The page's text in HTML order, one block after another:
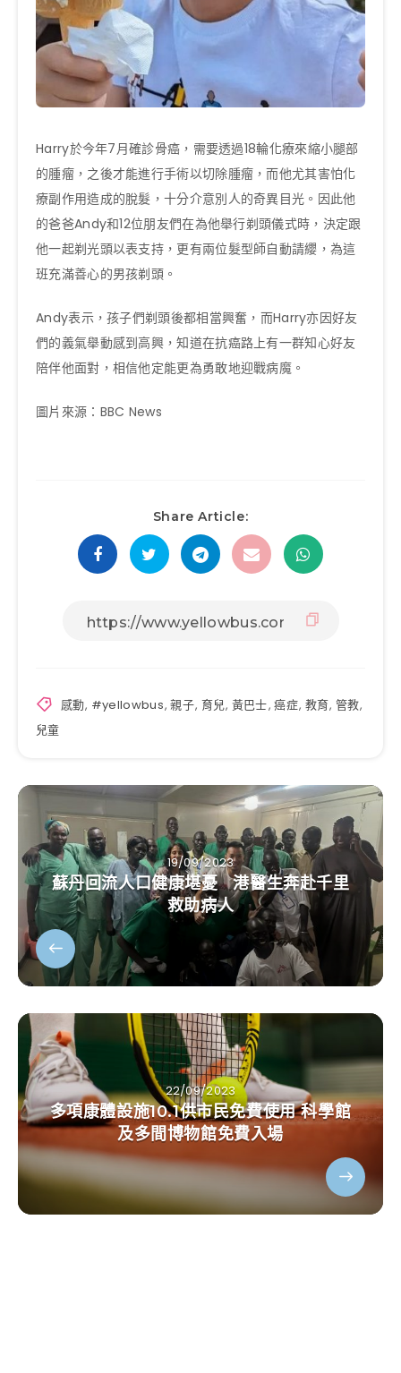
Harry於今年7月確診骨癌，需要透過18輪化療來縮小腿部
的腫瘤，之後才能進行手術以切除腫瘤，而他尤其害怕化
療副作用造成的脫髮，十分介意別人的奇異目光。因此他
的爸爸Andy和12位朋友們在為他舉行剃頭儀式時，決定跟
他一起剃光頭以表支持，更有兩位髮型師自動請纓，為這
班充滿善心的男孩剃頭。
Andy表示，孩子們剃頭後都相當興奮，而Harry亦因好友
們的義氣舉動感到高興，知道在抗癌路上有一群知心好友
陪伴他面對，相信他定能更為勇敢地迎戰病魔。
圖片來源：BBC News
Share Article:
感動, #yellowbus,親子, 育兒, 黃巴士,癌症, 教育, 管教,
兒童
19/09/2023
蘇丹回流人口健康堪憂 港醫生奔赴千里
救助病人
22/09/2023
多項康體設施10.1供市民免費使用 科學館
及多間博物館免費入場